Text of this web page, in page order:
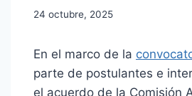
24 octubre, 2025
En el marco de la
parte de postulantes e
el acuerdo de la Comisión